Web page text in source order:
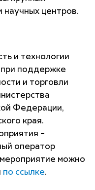
центров.
и технологии
поддержке
и торговли
Федерации,
края.
–
оператор
можно
по ссылке.